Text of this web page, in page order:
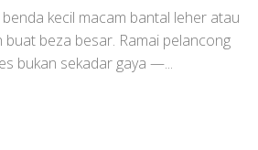
kecil macam bantal leher atau
beza besar. Ramai pelancong
bukan sekadar gaya —...